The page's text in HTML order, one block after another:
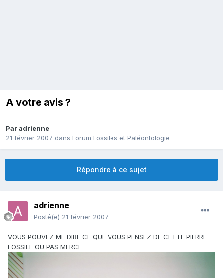
A votre avis ?
Paradrienne
21 février 2007 dans Forum Fossiles et Paléontologie
Répondre à ce sujet
adrienne
Posté(e) 21 février 2007
VOUS POUVEZ ME DIRE CE QUE VOUS PENSEZ DE CETTE PIERRE
FOSSILE OU PAS MERCI